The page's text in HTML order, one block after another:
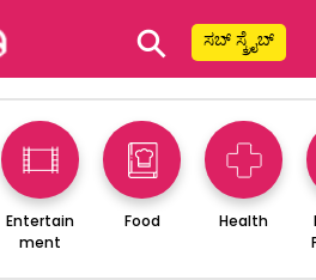
⚲ ಸಬ್ ಸ್ಕ್ರೈಬ್
Entertain
ment
Food Health